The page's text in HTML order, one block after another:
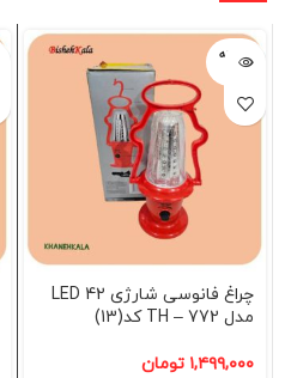
فروخته
شده
چراغ فانوسی شارژی 42 LED
مدل TH – 772 کد(13)
۱,۴۹۹,۰۰۰ تومان